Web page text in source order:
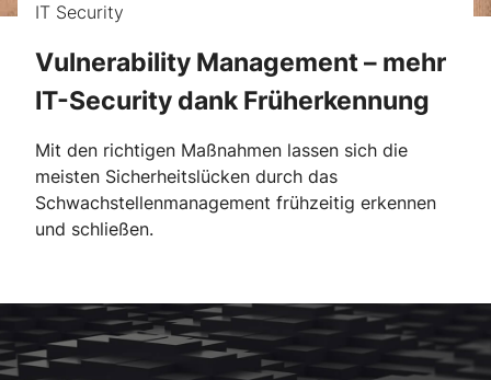
IT Security
Vulnerability Management – mehr
IT-Security dank Früherkennung
Mit den richtigen Maßnahmen lassen sich die
meisten Sicherheitslücken durch das
Schwachstellenmanagement frühzeitig erkennen
und schließen.